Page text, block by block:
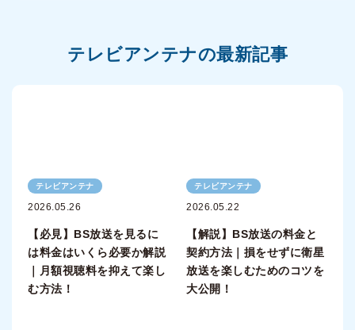
テレビアンテナの最新記事
テレビアンテナ
2026.05.26
【必見】BS放送を見るに
は料金はいくら必要か解説
｜月額視聴料を抑えて楽し
む方法！
テレビアンテナ
2026.05.22
【解説】BS放送の料金と
契約方法｜損をせずに衛星
放送を楽しむためのコツを
大公開！